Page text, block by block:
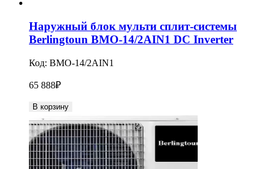
Наружный блок мульти сплит-системы
Berlingtoun BMO-14/2AIN1 DC Inverter
Код: BMO-14/2AIN1
65 888₽
В корзину